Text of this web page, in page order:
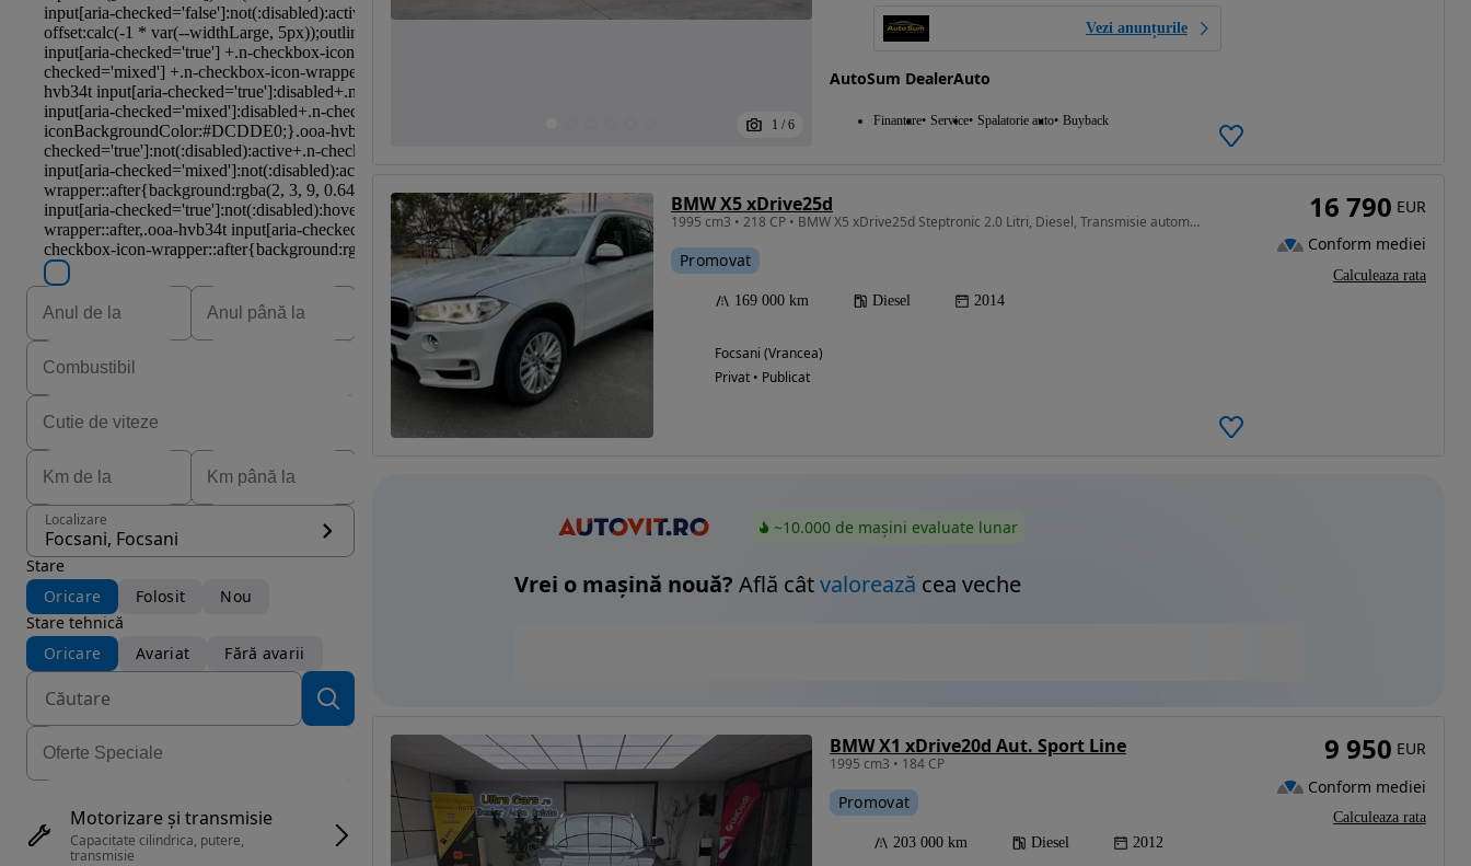
Eligibil pentru
Localizare
Focsani, Focsani
Stare
Oricare
Folosit
Nou
Stare tehnică
Oricare
Avariat Fără avarii
Motorizare și transmisie
Capacitate cilindrica, putere,
transmisie
1 / 6
Vezi anunțurile
AutoSum DealerAuto
Finantare Service Spalatorie auto Buyback
BMW X5 xDrive25d
1995 cm3 • 218 CP • BMW X5 xDrive25d Steptronic 2.0 Litri, Diesel, Transmisie automată
Promovat
169 000 km Diesel 2014
Focsani (Vrancea)
Privat • Publicat
16 790 EUR
Conform mediei
Calculeaza rata
~10.000 de mașini evaluate lunar
Vrei o mașină nouă? Află câtvalorează cea veche
BMW X1 xDrive20d Aut. Sport Line
1995 cm3 • 184 CP
Promovat
203 000 km Diesel 2012
9 950 EUR
Conform mediei
Calculeaza rata